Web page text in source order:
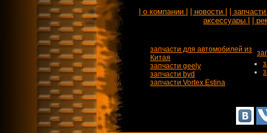
| о компании | | новости |
|
аксессуары |
|
запчасти для автомобилей из
Китая
запчасти geely
запчасти byd
запчасти Vortex Estina